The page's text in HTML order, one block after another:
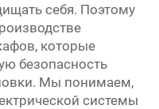
себя. Поэтому
которые
безопасность
Мы понимаем,
системы